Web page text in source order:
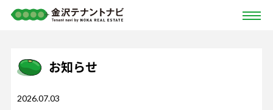
お知らせ
2026.07.03